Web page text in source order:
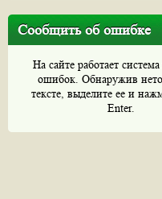
Сообщить об ошибке
На сайте работает
ошибок. Обнаружив
тексте, выделите ее и
Enter.